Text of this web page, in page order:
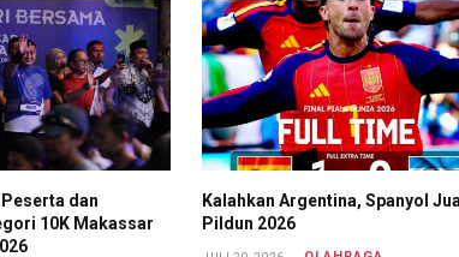
dan
10K Makassar
Kalahkan Argentina, Spanyol
Pildun 2026